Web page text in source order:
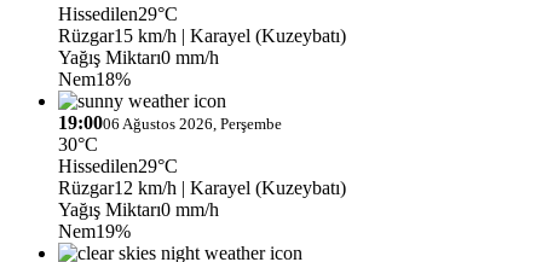
Hissedilen29°C
Rüzgar15 km/h | Karayel (Kuzeybatı)
Yağış Miktarı0 mm/h
Nem18%
19:0006 Ağustos 2026, Perşembe
30°C
Hissedilen29°C
Rüzgar12 km/h | Karayel (Kuzeybatı)
Yağış Miktarı0 mm/h
Nem19%